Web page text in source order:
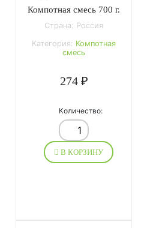
Компотная смесь 700 г.
Страна: Россия
Категория: Компотная
смесь
274 ₽
Количество:
В КОРЗИНУ